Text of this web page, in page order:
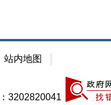
站内地图
3202820041